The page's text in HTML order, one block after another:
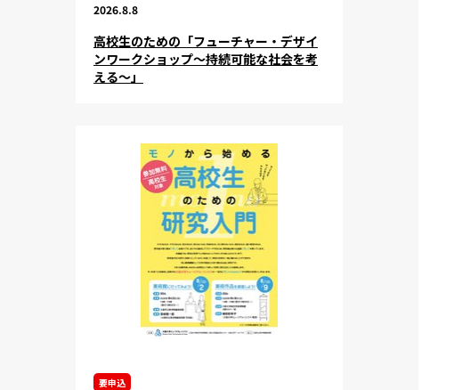
2026.8.8
高校生のための「フューチャー・デザイ
ンワークショップ～持続可能な社会を考
える～」
要申込